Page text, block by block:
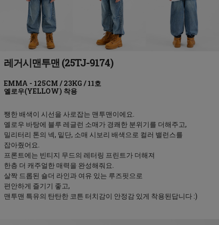
레거시맨투맨 (25TJ-9174)
옐로우(YELLOW)
쨍한 배색이 시선을 사로잡는 맨투맨이에요.
옐로우 바탕에 블루 레글런 소매가 경쾌한 분위기를 더해주고,
밀리터리 톤의 넥, 밑단, 소매 시보리 배색으로 컬러 밸런스를
잡아줬어요.
프론트에는 빈티지 무드의 레터링 프린트가 더해져
한층 더 캐주얼한 매력을 완성해줘요.
살짝 드롭된 숄더 라인과 여유 있는 루즈핏으로
편안하게 즐기기 좋고,
맨투맨 특유의 탄탄한 코튼 터치감이 안정감 있게 착용된답니다 :)